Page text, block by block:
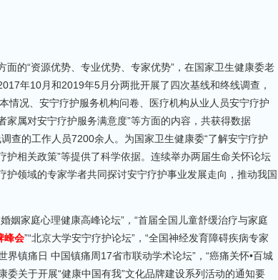
的“资源优势、专业优势、专家优势”，在国家卫生健康委老
年10月和2019年5月分两批开展了四次基线和终线调查，
情况、安宁疗护服务机构问卷、医疗机构从业人员安宁疗护
属对安宁疗护服务满意度”等方面的内容，共获得数据
查的工作人员7200余人。为国家卫生健康委“了解安宁疗护
相关政策”等提供了科学依据。连续举办两届生命关怀论坛
领域的专家学者共同探讨安宁疗护事业发展走向，推动我国
姻家庭心理健康高峰论坛”，“首届全国儿童舒缓治疗与家庭
峰会”“北京大学安宁疗护论坛”，“全国神经发育障碍疾病专家
界镇痛日 中国镇痛周17省市联动学术论坛”，“癌痛关怀•百城
关于开展“健康中国有我”文化品牌建设系列活动的通知要